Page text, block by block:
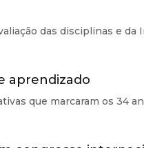
das disciplinas e da
aprendizado
que marcaram os 34